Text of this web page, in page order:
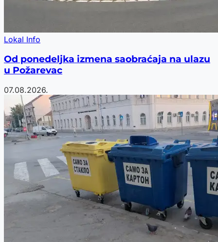
Lokal Info
Od ponedeljka izmena saobraćaja na ulazu
u Požarevac
07.08.2026.